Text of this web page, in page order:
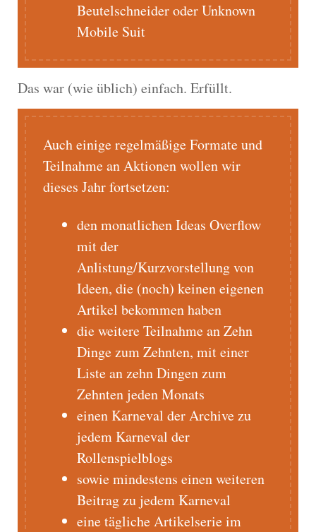
Beutelschneider oder Unknown
Mobile Suit
Das war (wie üblich) einfach. Erfüllt.
Auch einige regelmäßige Formate und
Teilnahme an Aktionen wollen wir
dieses Jahr fortsetzen:
den monatlichen Ideas Overflow
mit der
Anlistung/Kurzvorstellung von
Ideen, die (noch) keinen eigenen
Artikel bekommen haben
die weitere Teilnahme an Zehn
Dinge zum Zehnten, mit einer
Liste an zehn Dingen zum
Zehnten jeden Monats
einen Karneval der Archive zu
jedem Karneval der
Rollenspielblogs
sowie mindestens einen weiteren
Beitrag zu jedem Karneval
eine tägliche Artikelserie im